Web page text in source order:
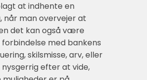
at indhente en
når man overvejer at
det kan også være
med bankens
skilsmisse, arv, eller
nysgerrig efter at vide,